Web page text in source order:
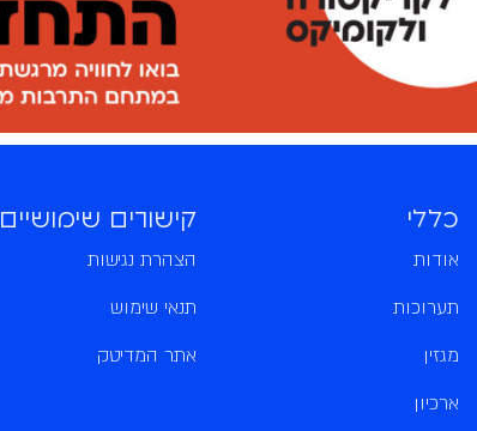
כללי
אודות
תערוכות
מגזין
ארכיון
קישורים שימושיים
הצהרת נגישות
תנאי שימוש
אתר המדיטק